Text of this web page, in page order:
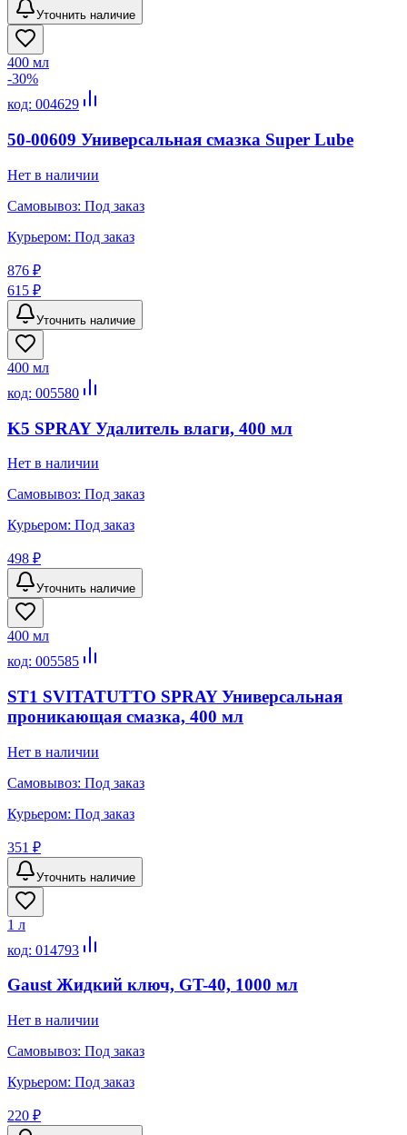
Уточнить наличие
400 мл
-30%
код: 004629
50-00609 Универсальная смазка Super Lube
Нет в наличии
Самовывоз: Под заказ
Курьером: Под заказ
876 ₽
615 ₽
Уточнить наличие
400 мл
код: 005580
K5 SPRAY Удалитель влаги, 400 мл
Нет в наличии
Самовывоз: Под заказ
Курьером: Под заказ
498 ₽
Уточнить наличие
400 мл
код: 005585
ST1 SVITATUTTO SPRAY Универсальная
проникающая смазка, 400 мл
Нет в наличии
Самовывоз: Под заказ
Курьером: Под заказ
351 ₽
Уточнить наличие
1 л
код: 014793
Gaust Жидкий ключ, GT-40, 1000 мл
Нет в наличии
Самовывоз: Под заказ
Курьером: Под заказ
220 ₽